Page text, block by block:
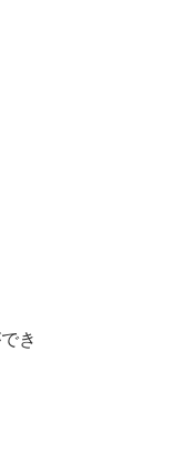
き